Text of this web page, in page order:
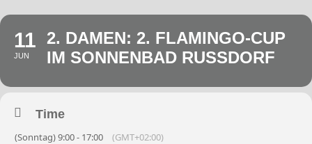
11
JUN
2. DAMEN: 2. FLAMINGO-CUP
IM SONNENBAD RUSSDORF
Time
(Sonntag) 9:00 - 17:00 (GMT+02:00)